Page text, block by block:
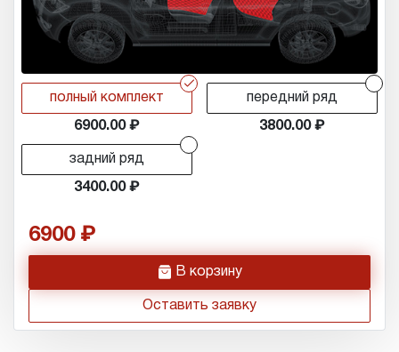
r
полный комплект
6900.00
передний ряд
3800.00
задний ряд
3400.00
6900
h В корзину
Оставить заявку